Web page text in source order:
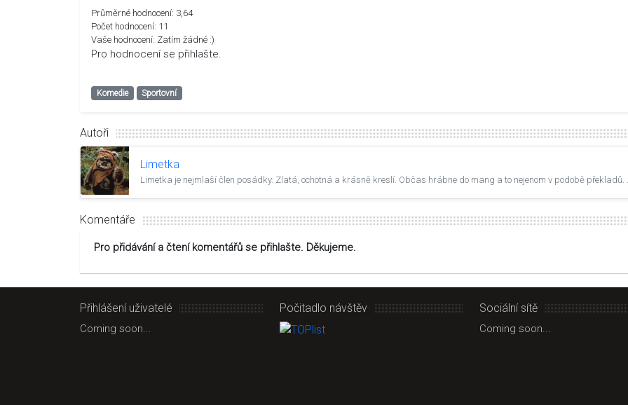
Průměrné hodnocení: 3,64
Počet hodnocení: 11
Vaše hodnocení: Zatím žádné :)
Pro hodnocení se přihlašte.
Komedie Sportovní
Autoři
Limetka
Limetka je nejmlaší člen posádky. Zlatá, ochotná a krásně kreslí. Občas hrábne do mang a to nejenom v podobě překladů.
Komentáře
Pro přidávání a čtení komentářů se přihlašte. Děkujeme.
Přihlášení uživatelé
Coming soon...
Počitadlo návštěv Sociální sítě
Coming soon...